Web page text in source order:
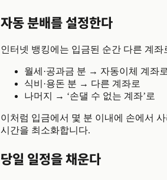
자동 분배를 설정한다
인터넷 뱅킹에는 입금된 순간 다른 계
월세·공과금 분 → 자동이체 계좌
식비·용돈 분 → 다른 계좌로
나머지 → ‘손댈 수 없는 계좌’로
이처럼 입금에서 몇 분 이내에 손에서
시간을 최소화합니다.
당일 일정을 채운다